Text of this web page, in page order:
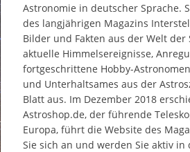
Astronomie in deutscher Sprache.
des langjährigen Magazins
Bilder und Fakten aus der Welt der
aktuelle Himmelsereignisse,
fortgeschrittene Hobby-
und Unterhaltsames aus der
Blatt aus. Im Dezember 2018
Astroshop.de, der führende
Europa, führt die Website des
Sie sich an und werden Sie aktiv in